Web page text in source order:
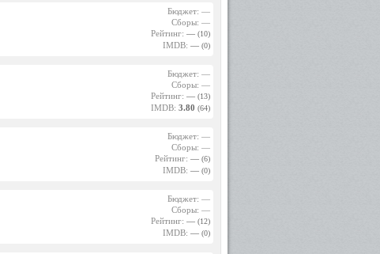
Бюджет: —
Сборы: —
Рейтинг: — (10)
IMDB: — (0)
Бюджет: —
Сборы: —
Рейтинг: — (13)
IMDB: 3.80 (64)
Бюджет: —
Сборы: —
Рейтинг: — (6)
IMDB: — (0)
Бюджет: —
Сборы: —
Рейтинг: — (12)
IMDB: — (0)